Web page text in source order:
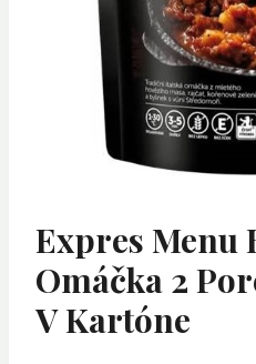
Expres Menu
Omáčka 2
V Kartóne